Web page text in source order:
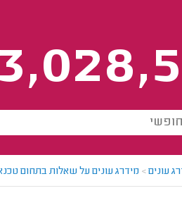
עונים> מידרג עונים על שאלות בתחום